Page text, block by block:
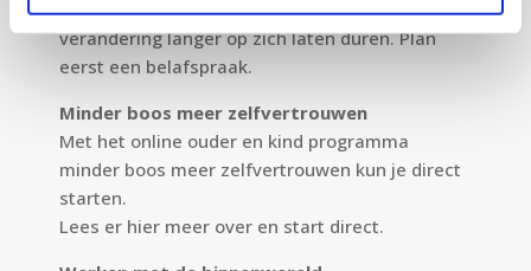
sessies. Bij complexe vragen kan de
verandering langer op zich laten duren. Plan
eerst een belafspraak.
Minder boos meer zelfvertrouwen
Met het online ouder en kind programma
minder boos meer zelfvertrouwen kun je direct
starten.
Lees er hier meer over en start direct.